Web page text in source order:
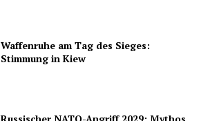
Waffenruhe am Tag des Sieges:
Stimmung in Kiew
Russischer NATO-Angriff 2029: Mythos